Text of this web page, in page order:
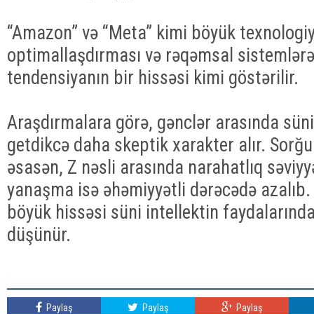
“Amazon” və “Meta” kimi böyük
optimallaşdırması və rəqəmsal
tendensiyanın bir hissəsi kimi göstərilir.
Araşdırmalara görə, gənclər arasında
getdikcə daha skeptik xarakter alır.
əsasən, Z nəsli arasında narahatlıq
yanaşma isə əhəmiyyətli dərəcədə
böyük hissəsi süni intellektin
düşünür.
Paylaş Paylaş Paylaş